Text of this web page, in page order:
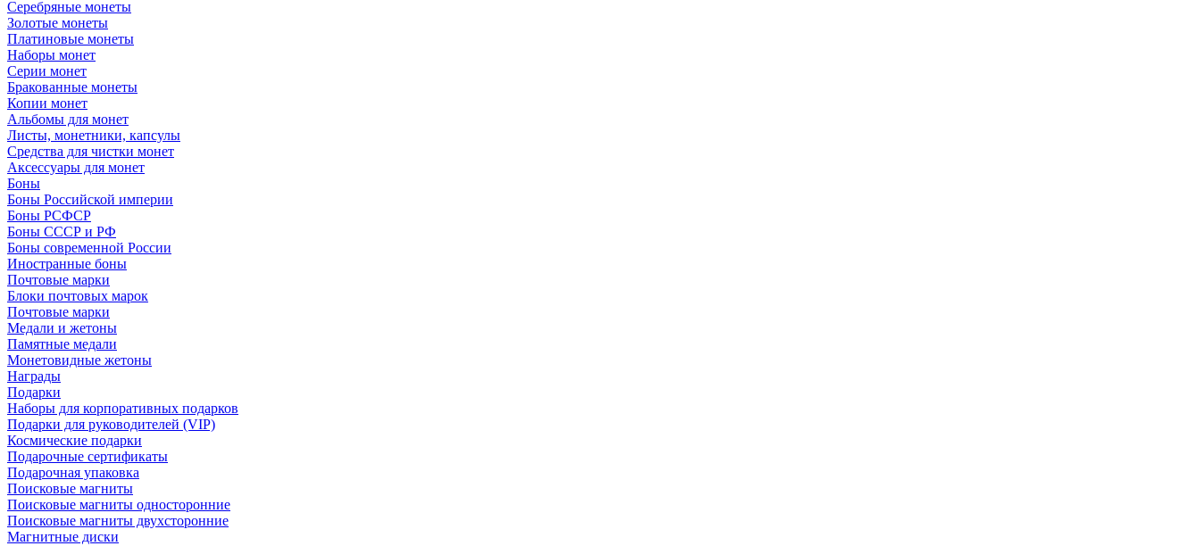
Серебряные монеты
Золотые монеты
Платиновые монеты
Наборы монет
Серии монет
Бракованные монеты
Копии монет
Альбомы для монет
Листы, монетники, капсулы
Средства для чистки монет
Аксессуары для монет
Боны
Боны Российской империи
Боны РСФСР
Боны СССР и РФ
Боны современной России
Иностранные боны
Почтовые марки
Блоки почтовых марок
Почтовые марки
Медали и жетоны
Памятные медали
Монетовидные жетоны
Награды
Подарки
Наборы для корпоративных подарков
Подарки для руководителей (VIP)
Космические подарки
Подарочные сертификаты
Подарочная упаковка
Поисковые магниты
Поисковые магниты односторонние
Поисковые магниты двухсторонние
Магнитные диски